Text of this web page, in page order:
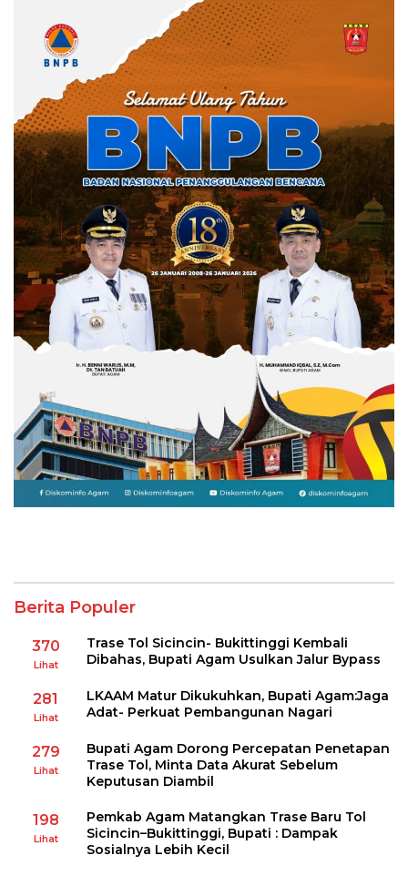
Berita Populer
370
Lihat
Trase Tol Sicincin- Bukittinggi Kembali
Dibahas, Bupati Agam Usulkan Jalur Bypass
281
Lihat
LKAAM Matur Dikukuhkan, Bupati Agam:Jaga
Adat- Perkuat Pembangunan Nagari
279
Lihat
Bupati Agam Dorong Percepatan Penetapan
Trase Tol, Minta Data Akurat Sebelum
Keputusan Diambil
198
Lihat
Pemkab Agam Matangkan Trase Baru Tol
Sicincin–Bukittinggi, Bupati : Dampak
Sosialnya Lebih Kecil